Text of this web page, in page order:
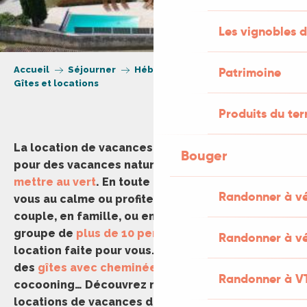
Les vignobles
Patrimoine
Produits du
Bouger
Randonner à
Randonner à
Randonner à
Accueil Séjourner
Hébergement
Gîtes et locations
La location de vacances est une formule idéale
pour des vacances nature dans le Lot et
mettre au vert. En toute liberté, ressourcez-
vous au calme ou profitez de la
piscine! En
couple, en famille, ou entre amis, et même en
groupe de plus de 10 personnes
… Découvrez la
location faite pour vous. En hors saison, profitez
des gîtes avec cheminée
cocooning… Découvrez notre sélection de
locations de vacances dans les lieux